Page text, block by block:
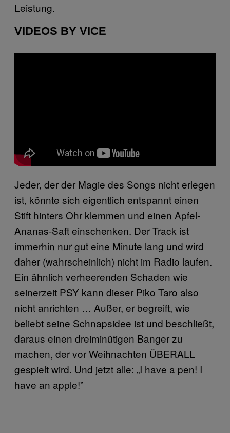
Leistung.
VIDEOS BY VICE
Jeder, der der Magie des Songs nicht erlegen
ist, könnte sich eigentlich entspannt einen
Stift hinters Ohr klemmen und einen Apfel-
Ananas-Saft einschenken. Der Track ist
immerhin nur gut eine Minute lang und wird
daher (wahrscheinlich) nicht im Radio laufen.
Ein ähnlich verheerenden Schaden wie
seinerzeit PSY kann dieser Piko Taro also
nicht anrichten … Außer, er begreift, wie
beliebt seine Schnapsidee ist und beschließt,
daraus einen dreiminütigen Banger zu
machen, der vor Weihnachten ÜBERALL
gespielt wird. Und jetzt alle: „I have a pen! I
have an apple!”